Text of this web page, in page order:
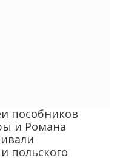
пособников
и Романа
польского